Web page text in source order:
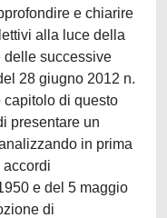
e chiarire
alla luce della
delle successive
28 giugno 2012 n.
capitolo di questo
presentare un
in prima
accordi
e del 5 maggio
di